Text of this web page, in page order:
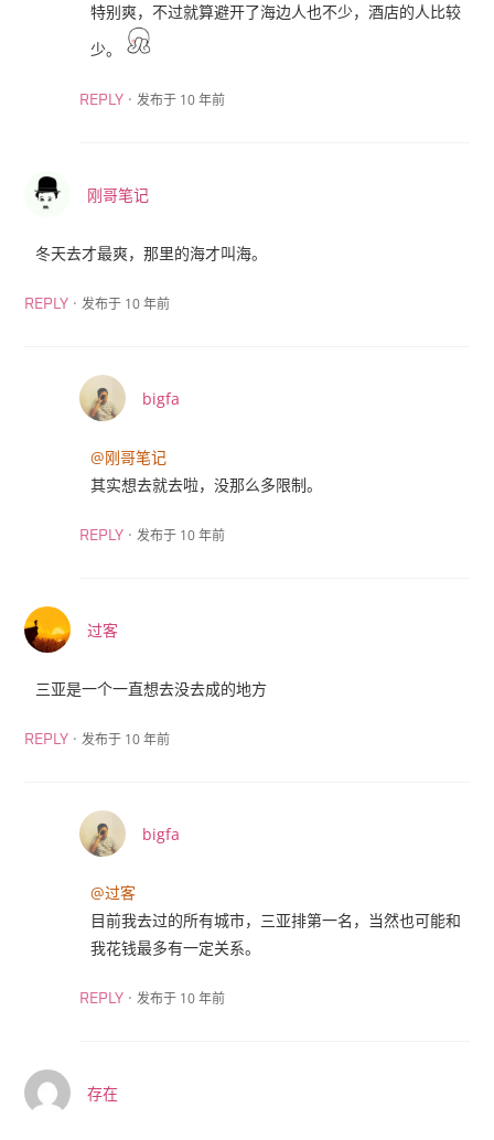
特别爽，不过就算避开了海边人也不少，酒店的人比较
少。
REPLY ·发布于 10 年前
刚哥笔记
冬天去才最爽，那里的海才叫海。
REPLY ·发布于 10 年前
bigfa
@刚哥笔记
其实想去就去啦，没那么多限制。
REPLY ·发布于 10 年前
过客
三亚是一个一直想去没去成的地方
REPLY ·发布于 10 年前
bigfa
@过客
目前我去过的所有城市，三亚排第一名，当然也可能和
我花钱最多有一定关系。
REPLY ·发布于 10 年前
存在